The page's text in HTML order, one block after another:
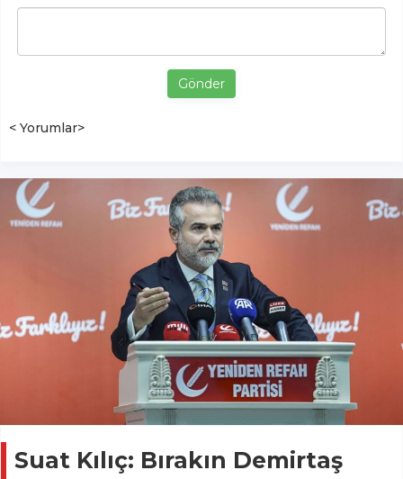
Gönder
< Yorumlar>
Suat Kılıç: Bırakın Demirtaş